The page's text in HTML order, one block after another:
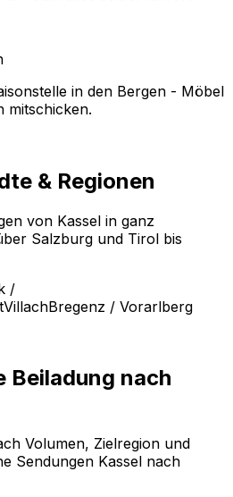
in den Bergen - Möbel
mitschicken.
& Regionen
von Kassel in ganz
Salzburg und Tirol bis
/
VillachBregenz / Vorarlberg
Beiladung nach
Volumen, Zielregion und
Sendungen Kassel nach